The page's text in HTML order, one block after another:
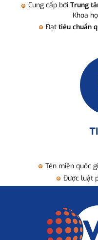
Cung cấp bởi Trung
Khoa
Đạt tiêu chuẩn
Tên miền quốc
Được luật